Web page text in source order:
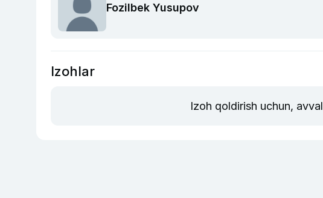
Fozilbek Yusupov
Izohlar
Izoh qoldirish uchun, avval